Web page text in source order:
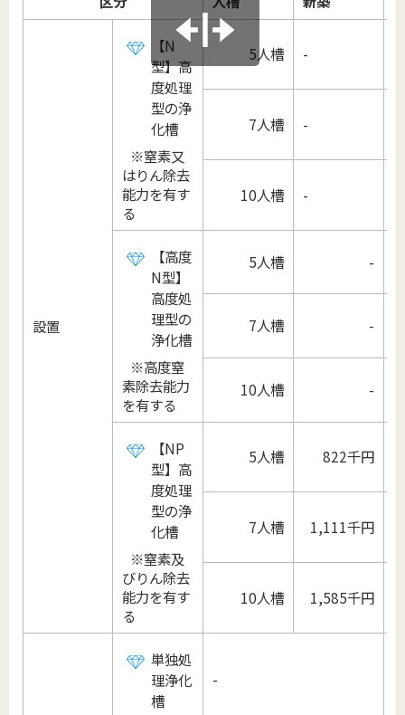
設置
【N
型】高
度処理
型の浄
化槽
※窒素又
はりん除去
能力を有す
る
5人槽 -
7人槽 -
10人槽 -
【高度
N型】
高度処
理型の
浄化槽
※高度窒
素除去能力
を有する
5人槽 -
7人槽 -
10人槽 -
【NP
型】高
度処理
型の浄
化槽
※窒素及
びりん除去
能力を有す
る
5人槽 822千円
7人槽 1,111千円
10人槽 1,585千円
単独処
理浄化
槽
-